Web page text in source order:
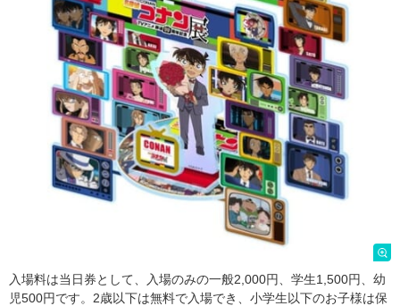
入場料は当日券として、入場のみの一般2,000円、学生1,500円、幼
児500円です。2歳以下は無料で入場でき、小学生以下のお子様は保